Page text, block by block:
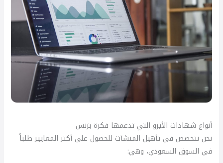
أنواع شهادات الأيزو التي تدعمها فكرة بزنس
نحن نتخصص في تأهيل المنشآت للحصول على أكثر المعايير طلباً
في السوق السعودي، وهي: